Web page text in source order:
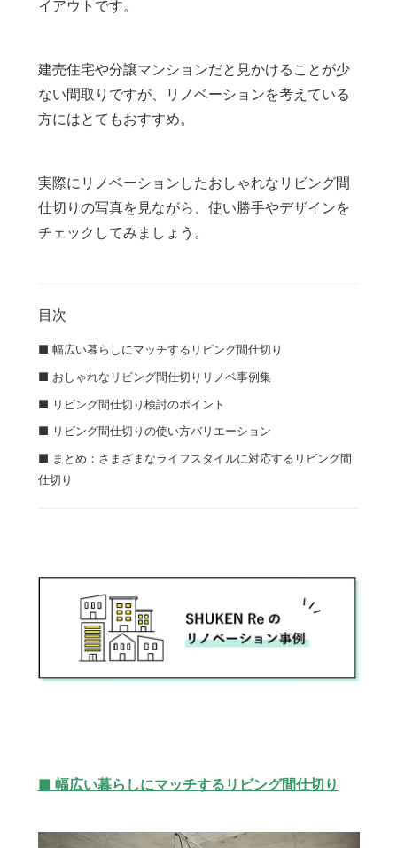
イアウトです。
建売住宅や分譲マンションだと見かけることが少
ない間取りですが、リノベーションを考えている
方にはとてもおすすめ。
実際にリノベーションしたおしゃれなリビング間
仕切りの写真を見ながら、使い勝手やデザインを
チェックしてみましょう。
目次
■ 幅広い暮らしにマッチするリビング間仕切り
■ おしゃれなリビング間仕切りリノベ事例集
■ リビング間仕切り検討のポイント
■ リビング間仕切りの使い方バリエーション
■ まとめ：さまざまなライフスタイルに対応するリビング間
仕切り
■ 幅広い暮らしにマッチするリビング間仕切り